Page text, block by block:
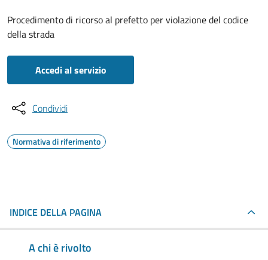
Procedimento di ricorso al prefetto per violazione del codice
della strada
Accedi al servizio
Condividi
Normativa di riferimento
INDICE DELLA PAGINA
A chi è rivolto